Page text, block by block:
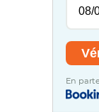
En